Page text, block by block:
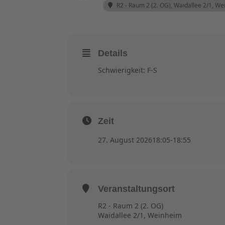
R2 - Raum 2 (2. OG), Waidallee 2/1,
Details
Schwierigkeit: F-S
Zeit
27. August 202618:05-18:55
Veranstaltungsort
R2 - Raum 2 (2. OG)
Waidallee 2/1, Weinheim